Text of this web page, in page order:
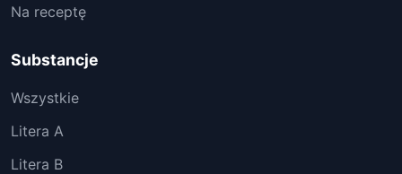
Na receptę
Substancje
Wszystkie
Litera A
Litera B